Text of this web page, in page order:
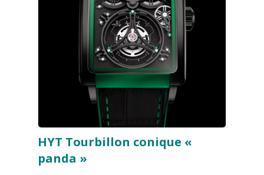
HYT Tourbillon conique «
panda »